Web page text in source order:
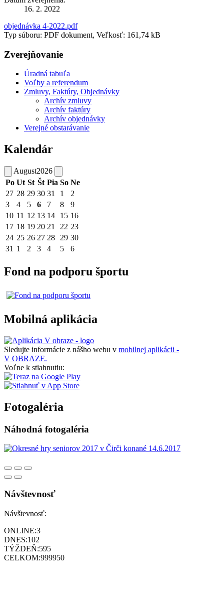
16. 2. 2022
objednávka 4-2022.pdf
Typ súboru: PDF dokument, Veľkosť: 161,74 kB
Zverejňovanie
Úradná tabuľa
Voľby a referendum
Zmluvy, Faktúry, Objednávky
Archív zmluvy
Archív faktúry
Archív objednávky
Verejné obstarávanie
Kalendár
August2026
Po Ut St Št Pia So Ne
27 28 29 30 31 1
2
3
4 5 6 7 8
9
10 11 12 13 14 15 16
17 18 19 20 21 22 23
24 25 26 27 28 29 30
31 1 2 3 4 5 6
Fond na podporu športu
Mobilná aplikácia
Sledujte informácie z nášho webu v mobilnej aplikácii -
V OBRAZE.
Voľne k stiahnutiu:
Fotogaléria
Náhodná fotogaléria
Návštevnosť
Návštevnosť:
ONLINE:3
DNES:102
TÝŽDEŇ:595
CELKOM:999950